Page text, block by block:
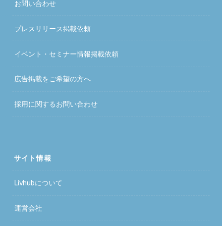
お問い合わせ
プレスリリース掲載依頼
イベント・セミナー情報掲載依頼
広告掲載をご希望の方へ
採用に関するお問い合わせ
サイト情報
Livhubについて
運営会社